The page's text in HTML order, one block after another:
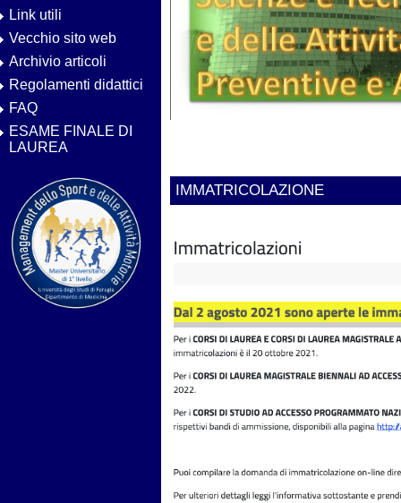
Link utili
Vecchio sito web
Archivio articoli
Regolamenti didattici
FAQ
ESAME FINALE DI
LAUREA
IMMATRICOLAZIONE